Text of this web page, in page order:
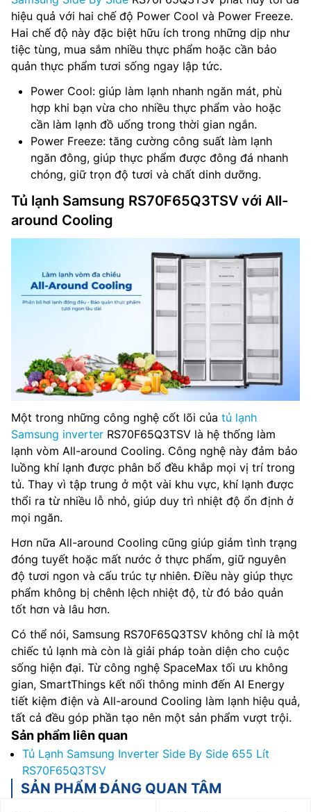
hiệu quả với hai chế độ Power Cool và Power Freeze.
Hai chế độ này đặc biệt hữu ích trong những dịp như
tiệc tùng, mua sắm nhiều thực phẩm hoặc cần bảo
quản thực phẩm tươi sống ngay lập tức.
Power Cool: giúp làm lạnh nhanh ngăn mát, phù
hợp khi bạn vừa cho nhiều thực phẩm vào hoặc
cần làm lạnh đồ uống trong thời gian ngắn.
Power Freeze: tăng cường công suất làm lạnh
ngăn đông, giúp thực phẩm được đông đá nhanh
chóng, giữ trọn độ tươi và chất dinh dưỡng.
Tủ lạnh Samsung RS70F65Q3TSV với All-
around Cooling
Một trong những công nghệ cốt lõi của tủ lạnh
Samsung inverter RS70F65Q3TSV là hệ thống làm
lạnh vòm All-around Cooling. Công nghệ này đảm bảo
luồng khí lạnh được phân bổ đều khắp mọi vị trí trong
tủ. Thay vì tập trung ở một vài khu vực, khí lạnh được
thổi ra từ nhiều lỗ nhỏ, giúp duy trì nhiệt độ ổn định ở
mọi ngăn.
Hơn nữa All-around Cooling cũng giúp giảm tình trạng
đóng tuyết hoặc mất nước ở thực phẩm, giữ nguyên
độ tươi ngon và cấu trúc tự nhiên. Điều này giúp thực
phẩm không bị chênh lệch nhiệt độ, từ đó bảo quản
tốt hơn và lâu hơn.
Có thể nói, Samsung RS70F65Q3TSV không chỉ là một
chiếc tủ lạnh mà còn là giải pháp toàn diện cho cuộc
sống hiện đại. Từ công nghệ SpaceMax tối ưu không
gian, SmartThings kết nối thông minh đến AI Energy
tiết kiệm điện và All-around Cooling làm lạnh hiệu quả,
tất cả đều góp phần tạo nên một sản phẩm vượt trội.
Sản phẩm liên quan
Tủ Lạnh Samsung Inverter Side By Side 655 Lít
RS70F65Q3TSV
SẢN PHẨM ĐÁNG QUAN TÂM